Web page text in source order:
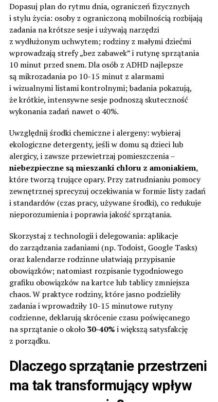
Dopasuj plan do rytmu dnia, ograniczeń fizycznych
i stylu życia: osoby z ograniczoną mobilnością rozbijają
zadania na krótsze sesje i używają narzędzi
z wydłużonym uchwytem; rodziny z małymi dziećmi
wprowadzają strefy „bez zabawek” i rutynę sprzątania
10 minut przed snem. Dla osób z ADHD najlepsze
są mikrozadania po 10-15 minut z alarmami
i wizualnymi listami kontrolnymi; badania pokazują,
że krótkie, intensywne sesje podnoszą skuteczność
wykonania zadań nawet o 40%.
Uwzględnij środki chemiczne i alergeny: wybieraj
ekologiczne detergenty, jeśli w domu są dzieci lub
alergicy, i zawsze przewietrzaj pomieszczenia –
niebezpieczne są mieszanki chloru z amoniakiem,
które tworzą trujące opary. Przy zatrudnianiu pomocy
zewnętrznej sprecyzuj oczekiwania w formie listy zadań
i standardów (czas pracy, używane środki), co redukuje
nieporozumienia i poprawia jakość sprzątania.
Skorzystaj z technologii i delegowania: aplikacje
do zarządzania zadaniami (np. Todoist, Google Tasks)
oraz kalendarze rodzinne ułatwiają przypisanie
obowiązków; natomiast rozpisanie tygodniowego
grafiku obowiązków na kartce lub tablicy zmniejsza
chaos. W praktyce rodziny, które jasno podzieliły
zadania i wprowadziły 10-15 minutowe rutyny
codzienne, deklarują skrócenie czasu poświęcanego
na sprzątanie o około 30-40%i większą satysfakcję
z porządku.
Dlaczego sprzątanie przestrzeni
ma tak transformujący wpływ